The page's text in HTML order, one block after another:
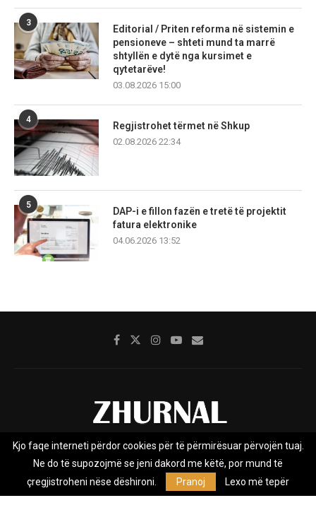
3
Editorial / Priten reforma në sistemin e
pensioneve – shteti mund ta marrë
shtyllën e dytë nga kursimet e
qytetarëve!
03.08.2026 15:00
4
Regjistrohet tërmet në Shkup
02.08.2026 22:34
5
DAP-i e fillon fazën e tretë të projektit
fatura elektronike
04.06.2026 13:52
Rreth nesh Impresumi Marketing
Kontakt
Privacy Policy
Zhurnal.mk është Agjenci e Lajmeve e pavarur, e themeluar në vitin
Kjo faqe interneti përdor cookies për të përmirësuar përvojën tuaj.
Ne do të supozojmë se jeni dakord me këtë, por mund të
çregjistroheni nëse dëshironi.
Pranoj Lexo më tepër